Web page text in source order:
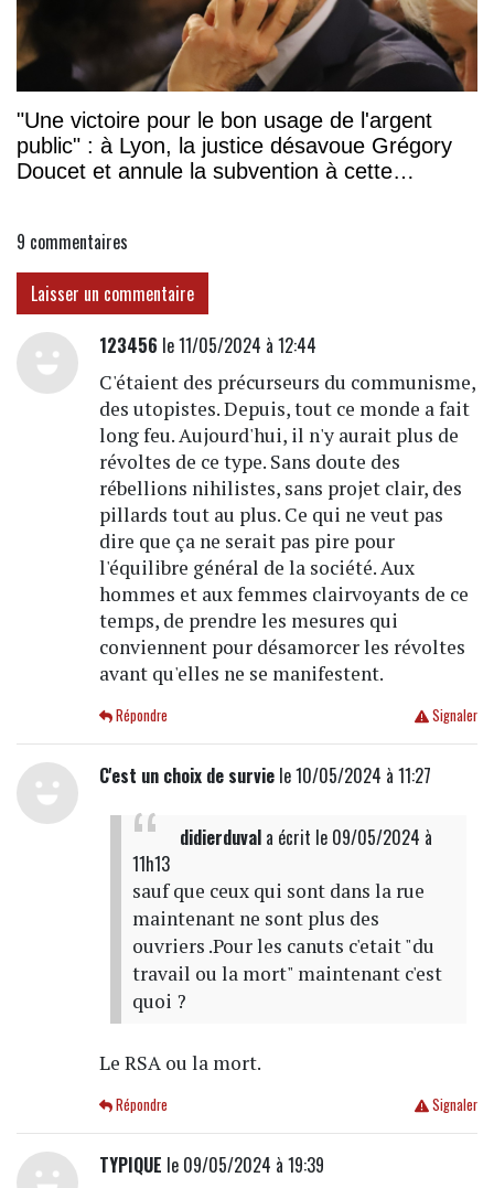
"Une victoire pour le bon usage de l'argent
public" : à Lyon, la justice désavoue Grégory
Doucet et annule la subvention à cette
9 commentaires
Laisser un commentaire
123456 le 11/05/2024 à 12:44
C'étaient des précurseurs du communisme,
des utopistes. Depuis, tout ce monde a fait
long feu. Aujourd'hui, il n'y aurait plus de
révoltes de ce type. Sans doute des
rébellions nihilistes, sans projet clair, des
pillards tout au plus. Ce qui ne veut pas
dire que ça ne serait pas pire pour
l'équilibre général de la société. Aux
hommes et aux femmes clairvoyants de ce
temps, de prendre les mesures qui
conviennent pour désamorcer les révoltes
avant qu'elles ne se manifestent.
Signaler
Répondre
C'est un choix de surviele 10/05/2024 à 11:27
didierduvala écrit le 09/05/2024 à
11h13
sauf que ceux qui sont dans la rue
maintenant ne sont plus des
ouvriers .Pour les canuts c'etait "du
travail ou la mort" maintenant c'est
quoi ?
Le RSA ou la mort.
Signaler
Répondre
TYPIQUE le 09/05/2024 à 19:39